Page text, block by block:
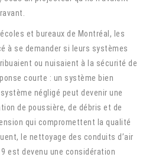
et bureaux de Montréal, les
à se demander si leurs systèmes
ou nuisaient à la sécurité de
courte : un système bien
négligé peut devenir une
de poussière, de débris et de
qui compromettent la qualité
le nettoyage des conduits d’air
est devenu une considération